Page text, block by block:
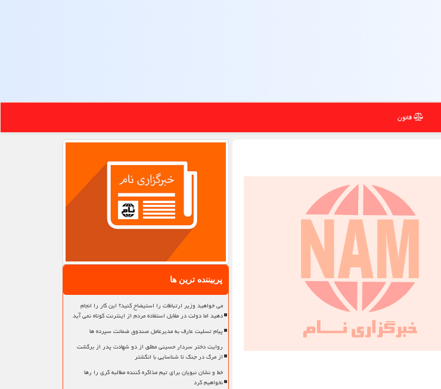
قانون
پربیننده ترین ها
می خواهید وزیر ارتباطات را استیضاح کنید؟ این کار را انجام
دهید اما دولت در مقابل استفاده مردم از اینترنت کوتاه نمی آید
پیام تسلیت عارف به مدیرعامل صندوق ضمانت سپرده ها
روایت دختر سردار حسینی مطلق از دو شهادت پدر از برگشت
از مرگ در جنگ تا شناسایی با انگشتر
خط و نشان نبویان برای تیم مذاکره کننده مطالبه گری را رها
نخواهیم کرد